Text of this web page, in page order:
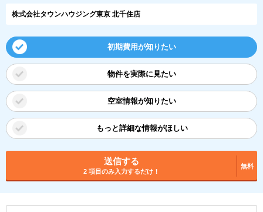
株式会社タウンハウジング東京 北千住店
初期費用が知りたい
物件を実際に見たい
空室情報が知りたい
もっと詳細な情報がほしい
送信する
2 項目のみ入力するだけ！
無料